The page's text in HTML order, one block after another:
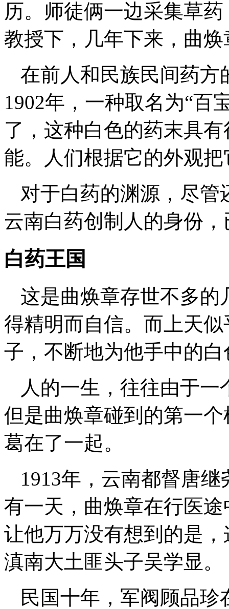
历。师徒俩一边采集草
教授下，几年下来，曲
在前人和民族民间药方
1902年，一种取名为“百
了，这种白色的药末具
能。人们根据它的外观
对于白药的渊源，尽
云南白药创制人的身份
白药王国
这是曲焕章存世不多的
得精明而自信。而上天
子，不断地为他手中的
人的一生，往往由于
但是曲焕章碰到的第一
葛在了一起。
1913年，云南都督唐
有一天，曲焕章在行医
让他万万没有想到的是
滇南大土匪头子吴学显。
民国十年，军阀顾品